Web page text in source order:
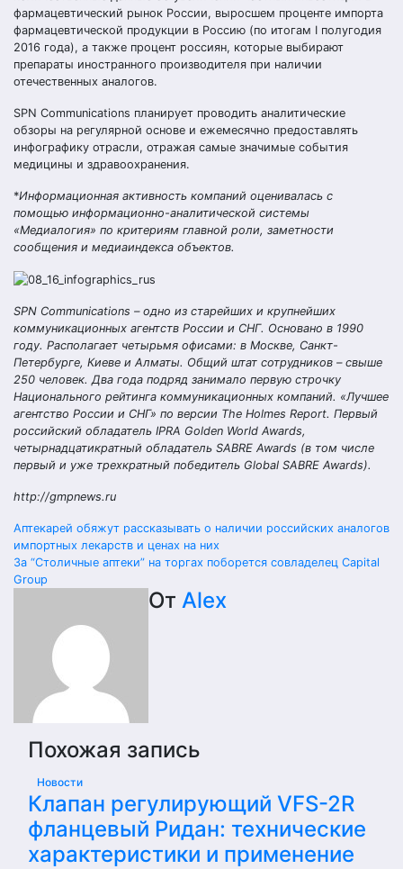
фармацевтический рынок России, выросшем проценте импорта
фармацевтической продукции в Россию (по итогам I полугодия
2016 года), а также процент россиян, которые выбирают
препараты иностранного производителя при наличии
отечественных аналогов.
SPN Communications планирует проводить аналитические
обзоры на регулярной основе и ежемесячно предоставлять
инфографику отрасли, отражая самые значимые события
медицины и здравоохранения.
*Информационная активность компаний оценивалась с
помощью информационно-аналитической системы
«Медиалогия» по критериям главной роли, заметности
сообщения и медиаиндекса объектов.
SPN Communications – одно из старейших и крупнейших
коммуникационных агентств России и СНГ. Основано в 1990
году. Располагает четырьмя офисами: в Москве, Санкт-
Петербурге, Киеве и Алматы. Общий штат сотрудников – свыше
250 человек. Два года подряд занимало первую строчку
Национального рейтинга коммуникационных компаний. «Лучшее
агентство России и СНГ» по версии The Holmes Report. Первый
российский обладатель IPRA Golden World Awards,
четырнадцатикратный обладатель SABRE Awards (в том числе
первый и уже трехкратный победитель Global SABRE Awards).
http://gmpnews.ru
Навигация
по
Аптекарей обяжут рассказывать о наличии российских аналогов
импортных лекарств и ценах на них
За “Столичные аптеки” на торгах поборется совладелец Capital
Group
От Alex
Похожая запись
Новости
Клапан регулирующий VFS-2R
фланцевый Ридан: технические
характеристики и применение